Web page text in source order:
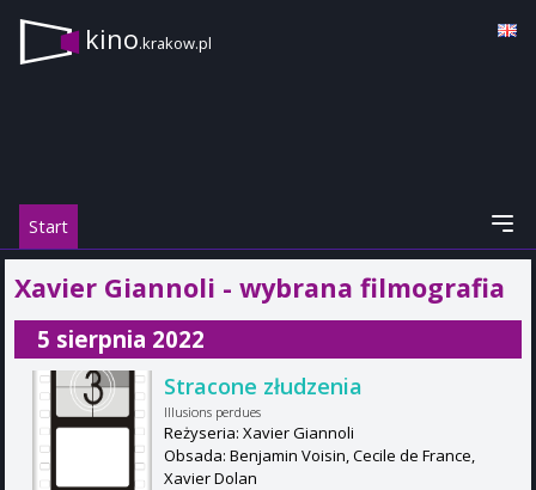
kino.krakow.pl
Start
Xavier Giannoli - wybrana filmografia
5 sierpnia 2022
Stracone złudzenia
Illusions perdues
Reżyseria: Xavier Giannoli
Obsada: Benjamin Voisin, Cecile de France,
Xavier Dolan